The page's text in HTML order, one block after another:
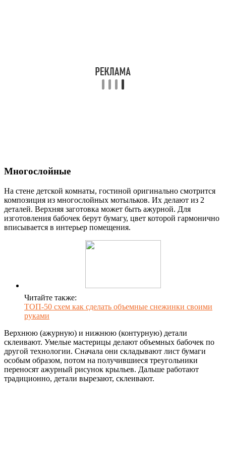
Многослойные
На стене детской комнаты, гостиной оригинально смотрится
композиция из многослойных мотыльков. Их делают из 2
деталей. Верхняя заготовка может быть ажурной. Для
изготовления бабочек берут бумагу, цвет которой гармонично
вписывается в интерьер помещения.
Читайте также:
ТОП-50 схем как сделать объемные снежинки своими
руками
Верхнюю (ажурную) и нижнюю (контурную) детали
склеивают. Умелые мастерицы делают объемных бабочек по
другой технологии. Сначала они складывают лист бумаги
особым образом, потом на получившиеся треугольники
переносят ажурный рисунок крыльев. Дальше работают
традиционно, детали вырезают, склеивают.